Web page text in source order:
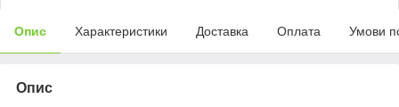
Опис Характеристики Доставка Оплата Умови
Опис